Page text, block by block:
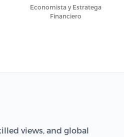
Economista y Estratega
Financiero
views, and global